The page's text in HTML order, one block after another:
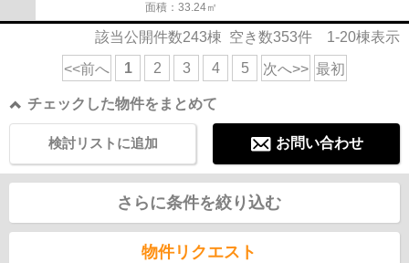
面積：33.24㎡
該当公開件数243棟 空き数353件 1-20棟表示
<<前へ 1 2 3 4 5 次へ>> 最初
チェックした物件をまとめて
お問い合わせ
検討リストに追加
さらに条件を絞り込む
物件リクエスト